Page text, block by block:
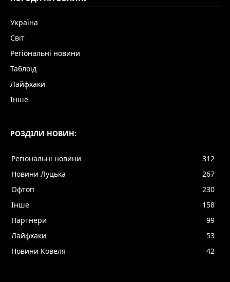
Україна
Світ
Регіональні новини
Таблоїд
Лайфхаки
Інше
РОЗДІЛИ НОВИН:
Регіональні новини
312
Новини Луцька
267
Офтоп
230
Інше
158
Партнери
99
Лайфхаки
53
Новини Ковеля
42